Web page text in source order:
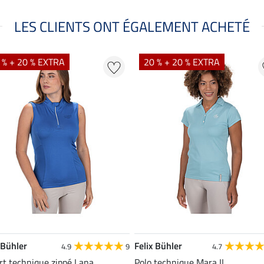
LES CLIENTS ONT ÉGALEMENT ACHETÉ
+ 20 % EXTRA
4.9 9
20 % + 20 % EXTRA
Felix Bühler 4.7